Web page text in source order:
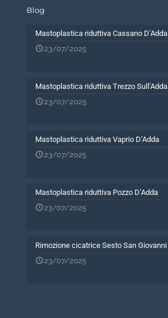
Blog
Mastoplastica riduttiva Cassano D’Adda
23/07/2025
Mastoplastica riduttiva Trezzo Sull’Adda
23/07/2025
Mastoplastica riduttiva Vaprio D’Adda
23/07/2025
Mastoplastica riduttiva Pozzo D’Adda
23/07/2025
Rimozione cicatrice Sesto San Giovanni
23/07/2025